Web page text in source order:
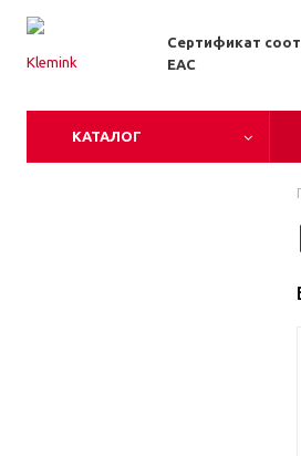
Сертификат
EAC
КАТАЛОГ